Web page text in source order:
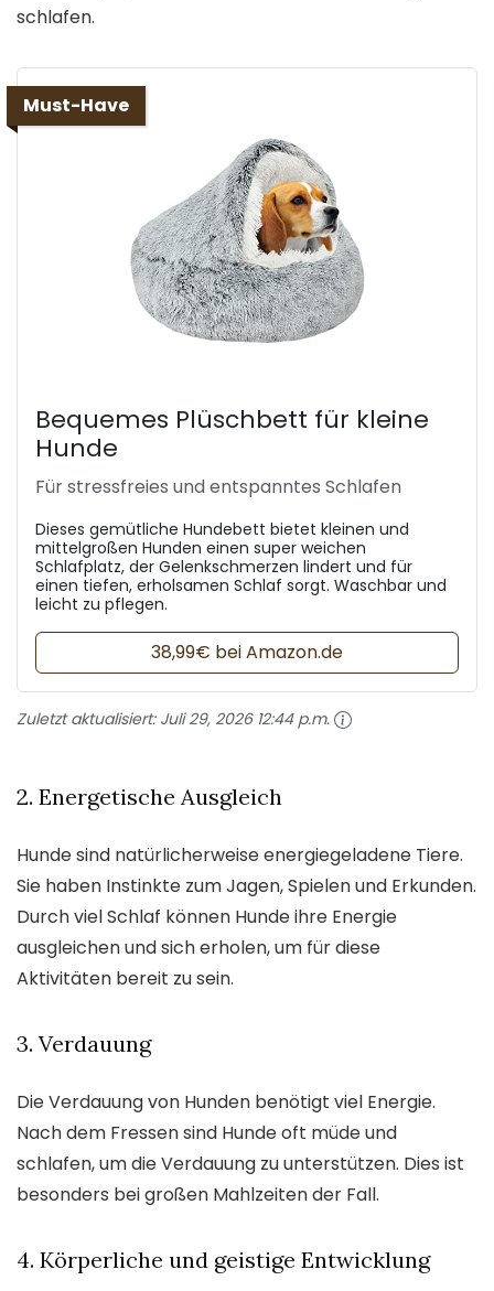
schlafen.
Must-Have
Bequemes Plüschbett für kleine
Hunde
Für stressfreies und entspanntes Schlafen
Dieses gemütliche Hundebett bietet kleinen und
mittelgroßen Hunden einen super weichen
Schlafplatz, der Gelenkschmerzen lindert und für
einen tiefen, erholsamen Schlaf sorgt. Waschbar und
leicht zu pflegen.
38,99€ bei Amazon.de
Zuletzt aktualisiert: Juli 29, 2026 12:44 p.m.
2. Energetische Ausgleich
Hunde sind natürlicherweise energiegeladene Tiere.
Sie haben Instinkte zum Jagen, Spielen und Erkunden.
Durch viel Schlaf können Hunde ihre Energie
ausgleichen und sich erholen, um für diese
Aktivitäten bereit zu sein.
3. Verdauung
Die Verdauung von Hunden benötigt viel Energie.
Nach dem Fressen sind Hunde oft müde und
schlafen, um die Verdauung zu unterstützen. Dies ist
besonders bei großen Mahlzeiten der Fall.
4. Körperliche und geistige Entwicklung